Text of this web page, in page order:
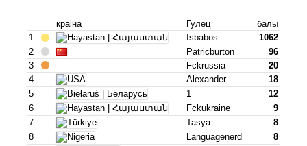
краіна Гулец
балы
1
Isbabos
1062
2
Patricburton
96
3
Fckrussia
20
4
Alexander
18
5
1
12
6
Fckukraine
9
7
Tasya
8
8
Languagenerd
8